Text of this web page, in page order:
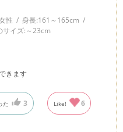
性 身長:161～165cm
サイズ:～23cm
きます
た 3 Like! 6